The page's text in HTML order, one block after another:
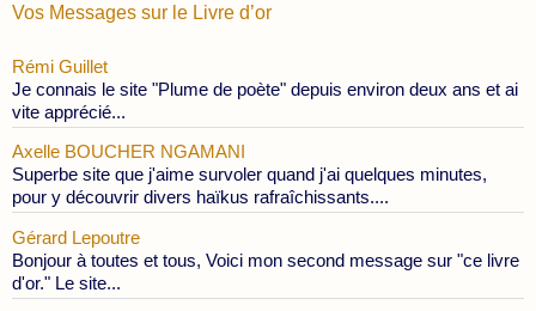
Vos Messages sur le Livre d’or
Rémi Guillet
Je connais le site "Plume de poète" depuis environ deux ans et ai
vite apprécié...
Axelle BOUCHER NGAMANI
Superbe site que j'aime survoler quand j'ai quelques minutes,
pour y découvrir divers haïkus rafraîchissants....
Gérard Lepoutre
Bonjour à toutes et tous, Voici mon second message sur "ce livre
d'or." Le site...